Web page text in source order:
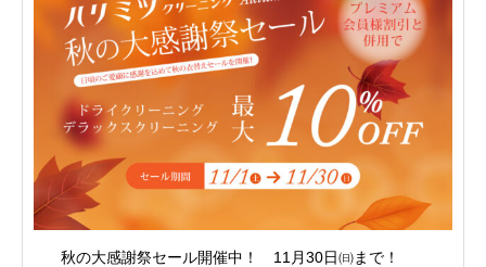
秋の大感謝祭セール開催中！ 11月30日㈰まで！